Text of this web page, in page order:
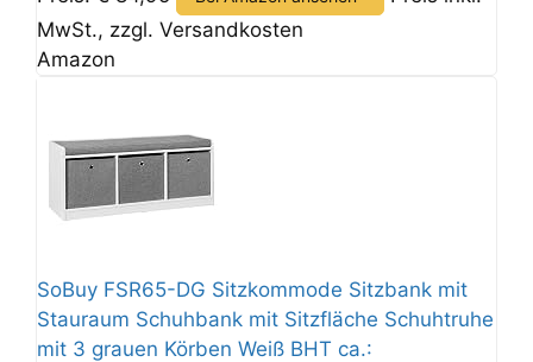
MwSt., zzgl. Versandkosten
Amazon
SoBuy FSR65-DG Sitzkommode Sitzbank mit
Stauraum Schuhbank mit Sitzfläche Schuhtruhe
mit 3 grauen Körben Weiß BHT ca.: